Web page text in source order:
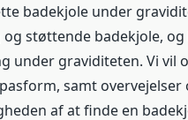
badekjole under
og støttende badekjole,
under graviditeten. Vi vil
samt
af at finde en